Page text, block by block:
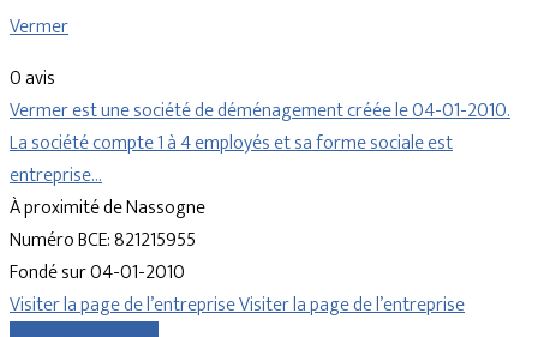
Vermer
0 avis
Vermer est une société de déménagement créée le 04-01-2010.
La société compte 1 à 4 employés et sa forme sociale est
entreprise…
À proximité de Nassogne
Numéro BCE: 821215955
Fondé sur 04-01-2010
Visiter la page de l’entrepriseVisiter la page de l’entreprise